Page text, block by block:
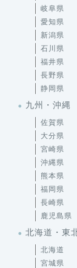
岐阜県
愛知県
新潟県
石川県
福井県
長野県
静岡県
九州・沖縄
佐賀県
大分県
宮崎県
沖縄県
熊本県
福岡県
長崎県
鹿児島県
北海道・東
北海道
宮城県